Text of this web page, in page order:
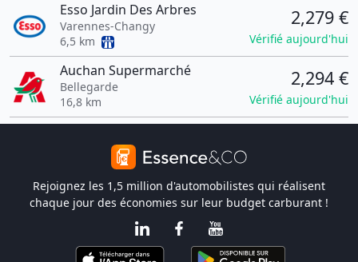
Esso Jardin Des Arbres
Varennes-Changy
6,5 km
2,279 €
Vérifié aujourd'hui
Auchan Supermarché
Bellegarde
16,8 km
2,294 €
Vérifié aujourd'hui
Rejoignez les 1,5 million d'automobilistes qui réalisent
chaque jour des économies sur leur budget carburant !